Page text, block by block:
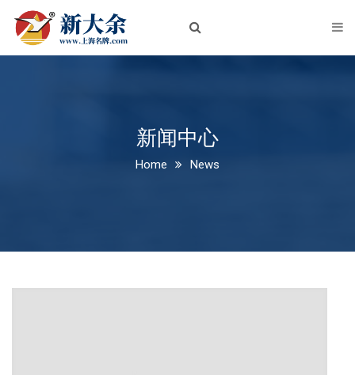
首页
新闻中心
Home News